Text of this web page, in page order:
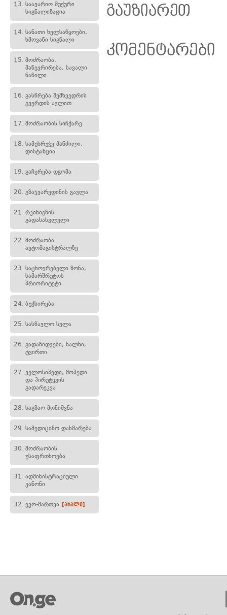
13. საავარიო შუქური
სიგნალიზაცია
14. სანათი ხელსაწყოები,
ხმოვანი სიგნალი
15. მოძრაობა,
მანევრირება, სავალი
ნაწილი
16. გასწრება შემხვედრის
გვერდის ავლით
17. მოძრაობის სიჩქარე
18. სამუხრუჭე მანძილი,
დისტანცია
19. გაჩერება დგომა
20. გზაჯვარედინის გავლა
21. რკინიგზის
გადასასვლელი
22. მოძრაობა
ავტომაგისტრალზე
23. საცხოვრებელი ზონა,
სამარშრუტოს
პრიორიტეტი
24. ბუქსირება
25. სასწავლო სვლა
26. გადაზიდვები, ხალხი,
ტვირთი
27. ველოსიპედი, მოპედი
და პირუტყვის
გადარეკვა
28. საგზაო მონიშვნა
29. სამედიცინო დახმარება
30. მოძრაობის
უსაფრთხოება
31. ადმინისტრაციული
კანონი
32. ეკო-მართვა [ახალი]
გაუზიარეთ
კომენტარები